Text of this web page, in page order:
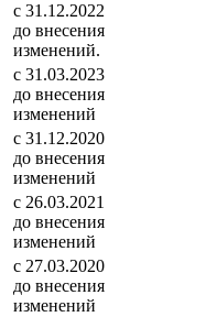
c 31.12.2022
до внесения
изменений.
c 31.03.2023
до внесения
изменений
c 31.12.2020
до внесения
изменений
c 26.03.2021
до внесения
изменений
c 27.03.2020
до внесения
изменений